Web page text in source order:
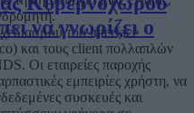
να γνωρίζει ο
του interface
και τους client πολλαπλών
Οι εταιρείες παροχής
εμπειρίες χρήστη, να
συσκευές και